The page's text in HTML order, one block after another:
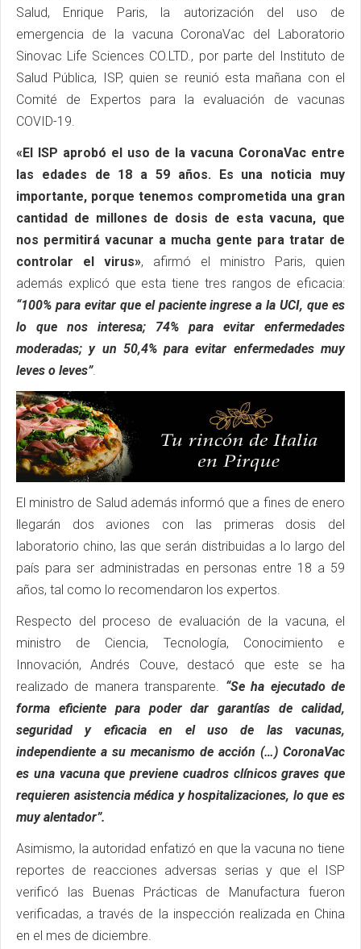
Salud, Enrique Paris, la autorización del uso de
emergencia de la vacuna CoronaVac del Laboratorio
Sinovac Life Sciences CO.LTD., por parte del Instituto de
Salud Pública, ISP, quien se reunió esta mañana con el
Comité de Expertos para la evaluación de vacunas
COVID-19.
«El ISP aprobó el uso de la vacuna CoronaVac entre
las edades de 18 a 59 años. Es una noticia muy
importante, porque tenemos comprometida una gran
cantidad de millones de dosis de esta vacuna, que
nos permitirá vacunar a mucha gente para tratar de
controlar el virus», afirmó el ministro Paris, quien
además explicó que esta tiene tres rangos de eficacia:
“100% para evitar que el paciente ingrese a la UCI, que es
lo que nos interesa; 74% para evitar enfermedades
moderadas; y un 50,4% para evitar enfermedades muy
leves o leves”.
El ministro de Salud además informó que a fines de enero
llegarán dos aviones con las primeras dosis del
laboratorio chino, las que serán distribuidas a lo largo del
país para ser administradas en personas entre 18 a 59
años, tal como lo recomendaron los expertos.
Respecto del proceso de evaluación de la vacuna, el
ministro de Ciencia, Tecnología, Conocimiento e
Innovación, Andrés Couve, destacó que este se ha
realizado de manera transparente. “Se ha ejecutado de
forma eficiente para poder dar garantías de calidad,
seguridad y eficacia en el uso de las vacunas,
independiente a su mecanismo de acción (…) CoronaVac
es una vacuna que previene cuadros clínicos graves que
requieren asistencia médica y hospitalizaciones, lo que es
muy alentador”.
Asimismo, la autoridad enfatizó en que la vacuna no tiene
reportes de reacciones adversas serias y que el ISP
verificó las Buenas Prácticas de Manufactura fueron
verificadas, a través de la inspección realizada en China
en el mes de diciembre.